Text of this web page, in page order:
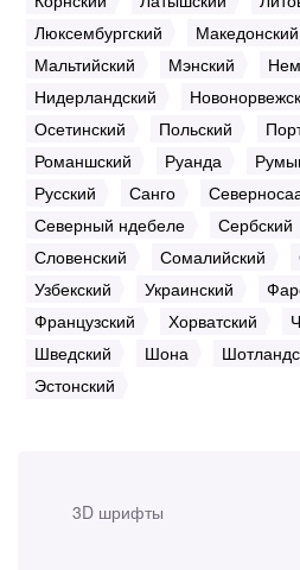
3D шрифты
Люксембургский
Македонский
Мальтийский
Мэнский
Нидерландский
Осетинский
Польский
Романшский
Руанда
Русский
Санго
Северный ндебеле
Сербский
Словенский
Сомалийский
Узбекский
Украинский
Французский
Хорватский
Шведский
Шона
Эстонский